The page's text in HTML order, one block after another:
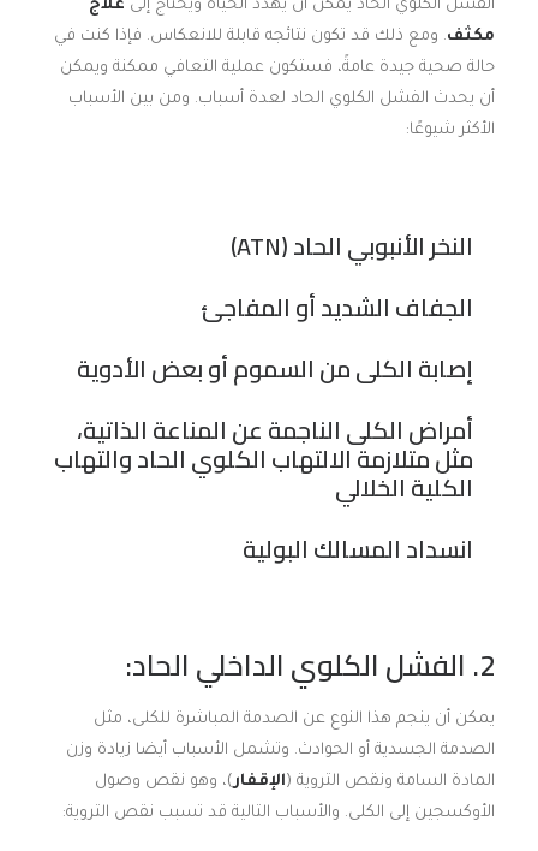
الفشل الكلوي الحاد يمكن أن يهدد الحياة ويحتاج إلى علاج
مكثف. ومع ذلك قد تكون نتائجه قابلة للانعكاس. فإذا كنت في
حالة صحية جيدة عامةً، فستكون عملية التعافي ممكنة ويمكن
أن يحدث الفشل الكلوي الحاد لعدة أسباب. ومن بين الأسباب
الأكثر شيوعًا:
النخر الأنبوبي الحاد (ATN)
الجفاف الشديد أو المفاجئ
إصابة الكلى من السموم أو بعض الأدوية
أمراض الكلى الناجمة عن المناعة الذاتية،
مثل متلازمة الالتهاب الكلوي الحاد والتهاب
الكلية الخلالي
انسداد المسالك البولية
2. الفشل الكلوي الداخلي الحاد:
يمكن أن ينجم هذا النوع عن الصدمة المباشرة للكلى، مثل
الصدمة الجسدية أو الحوادث. وتشمل الأسباب أيضا زيادة وزن
المادة السامة ونقص التروية (الإقفار)، وهو نقص وصول
الأوكسجين إلى الكلى. والأسباب التالية قد تسبب نقص التروية: